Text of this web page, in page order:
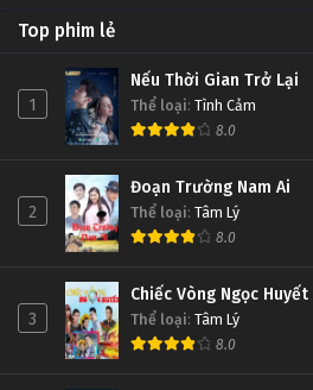
Top phim lẻ
1
Nếu Thời Gian Trở Lại
Thể loại: Tình Cảm
8.0
2
Đoạn Trường Nam Ai
Thể loại: Tâm Lý
8.0
3
Chiếc Vòng Ngọc Huyết
Thể loại: Tâm Lý
8.0